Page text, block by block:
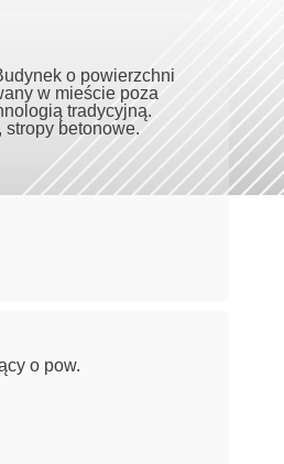
o powierzchni
w mieście poza
tradycyjną.
betonowe.
o pow.